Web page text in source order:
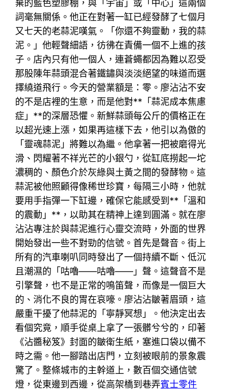
棄的藍色塑膠棚，與「宇宙」或「中心」這兩個
詞毫無關係。他正在對著一缸已經發酵了七個月
又七天的老蒜泥嘆氣。「你還不夠靈動，我的蒜
泥。」他輕聲細語，彷彿在責備一個不上進的孩
子。店內只有他一個人，連蒼蠅都因為難以忍受
那股陳年蒜頭混合著鐵鏽與淡淡絕望的味道而選
擇繞道飛行。今天的營業額是：零。廖沾沾不安
的不是店裡的生意，而是他對**「蒜泥成本焦慮
症」**的深層恐懼。新鮮蒜頭每公斤的價格正在
以超光速上漲，如果再這樣下去，他引以為傲的
「靈魂蒜泥」將難以為繼。他拿著一把被磨得光
滑、閃耀著不祥光芒的小銀勺，從缸底撈起一坨
濃稠的、顏色介於灰綠與土黃之間的發酵物。這
蒜泥被他照顧得像稀世珍寶，每隔三小時，他就
要用手指彈一下缸邊，確保它能感受到**「溫和
的震動」**，以助其在精神上達到圓滿。就在廖
沾沾專注於與蒜泥進行心靈交流時，外面的世界
開始發出一些不對勁的信號。首先是聲音。街上
所有的汽車喇叭同時發出了一個持續不斷、低沉
且潮濕的「咕嚕——咕嚕——」聲。這聲音不是
引擎聲，也不是正常的鳴笛聲，而像是一個巨大
的、消化不良的胃在哀嚎。廖沾沾皺著眉頭，這
嚴重干擾了他蒜泥的「寧靜冥想」。他決定出去
看個究竟，順手從桌上拿了一張髒兮兮的，印著
《沾醬秘笈》封面的皺衛生紙，塞進口袋以備不
時之需。他一腳踏出店門，立刻被眼前的景象震
驚了。整條城市的主幹道上，數百個交通信號
燈，從東邊到西邊，從高架橋到巷弄賓士零件